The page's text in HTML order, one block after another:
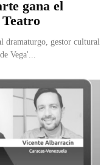
gana el
Teatro
dramaturgo, gestor cultural
Vega'...